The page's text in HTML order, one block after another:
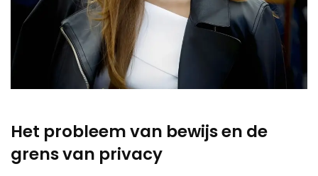
Het probleem van bewijs en de
grens van privacy